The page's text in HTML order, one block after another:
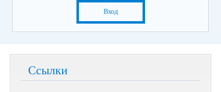
Вход
Ссылки